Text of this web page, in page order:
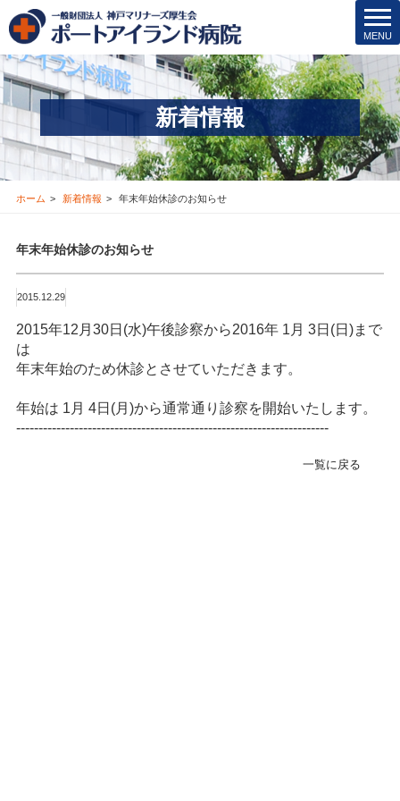
t
o
g
l
e
n
a
v
MENU
院内保育所
医療安全管理･その他
医療機関の方
新着情報
お問合せ
交通アクセス
ブログ
Instagram
緊急･入院24H受付
新着情報
ホーム 新着情報 年末年始休診のお知らせ
年末年始休診のお知らせ
2015.12.29
2015年12月30日(水)午後診察から2016年 1月 3日(日)まで
は
年末年始のため休診とさせていただきます。
年始は 1月 4日(月)から通常通り診察を開始いたします。
----------------------------------------------------------------------
一覧に戻る